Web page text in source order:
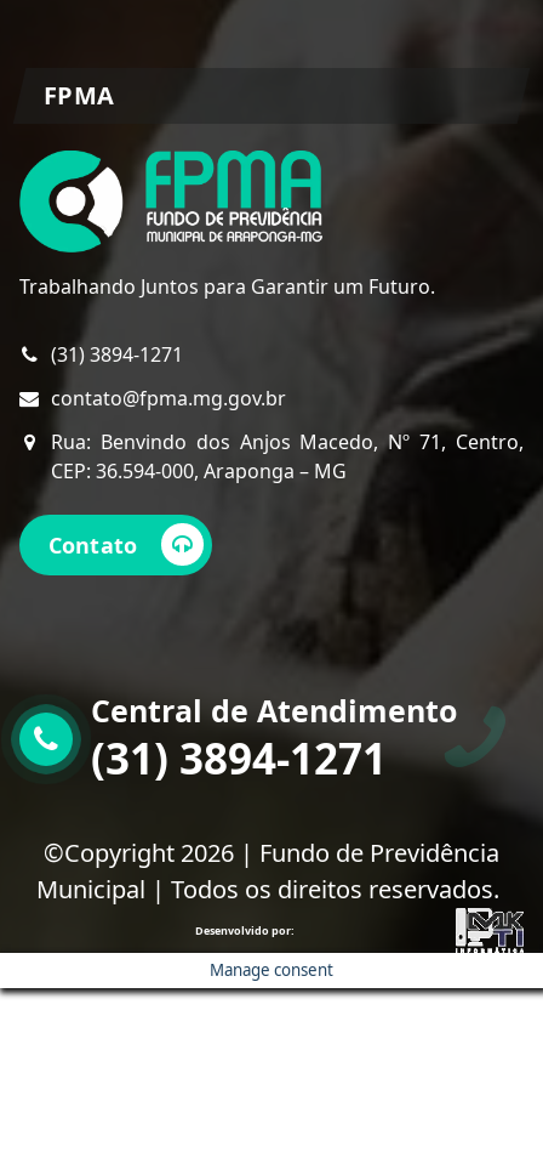
FPMA
Trabalhando Juntos para Garantir um Futuro.
(31) 3894-1271
contato@fpma.mg.gov.br
Rua: Benvindo dos Anjos Macedo, Nº 71, Centro,
CEP: 36.594-000, Araponga – MG
Contato
Central de Atendimento
(31) 3894-1271
©Copyright 2026 | Fundo de Previdência
Municipal | Todos os direitos reservados.
Desenvolvido por:
Manage consent